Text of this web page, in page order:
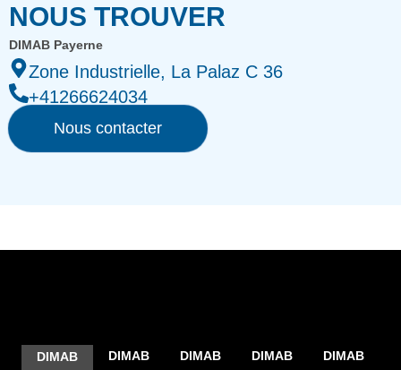
NOUS TROUVER
DIMAB Payerne
Zone Industrielle, La Palaz C 36
+41266624034
Nous contacter
DIMAB
DIMAB
DIMAB
DIMAB
DIMAB